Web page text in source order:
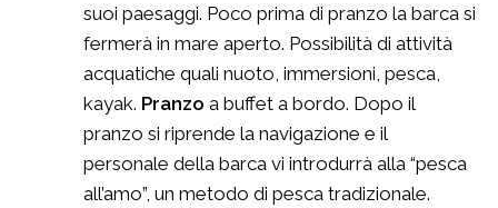
suoi paesaggi. Poco prima di pranzo la barca si
fermerà in mare aperto. Possibilità di attività
acquatiche quali nuoto, immersioni, pesca,
kayak. Pranzo a buffet a bordo. Dopo il
pranzo si riprende la navigazione e il
personale della barca vi introdurrà alla “pesca
all’amo”, un metodo di pesca tradizionale.